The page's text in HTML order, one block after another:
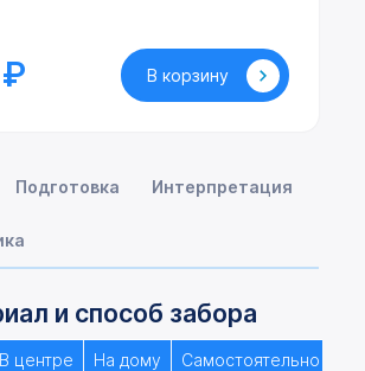
Подготовка Интерпретация
и способ забора
В центре На дому Самостоятельно
В корзину